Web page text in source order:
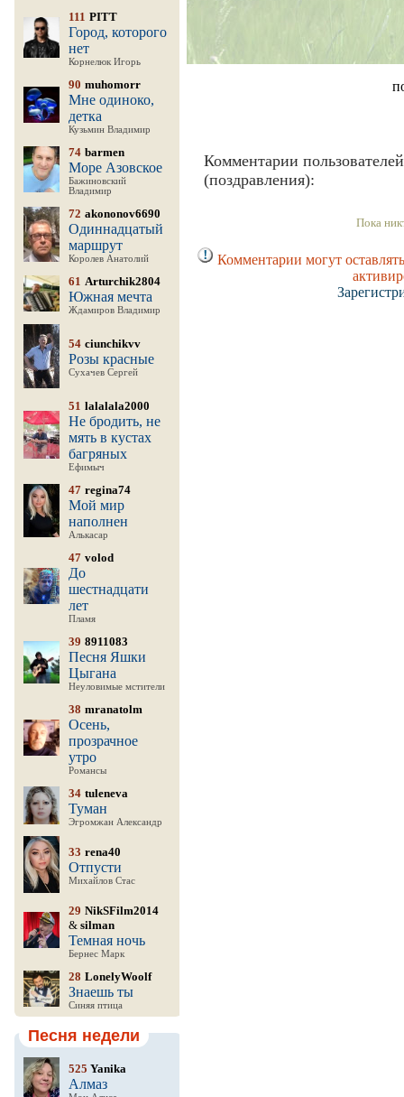
111 PITT
Город, которого
нет
Корнелюк Игорь
90 muhomorr
Мне одиноко,
детка
Кузьмин Владимир
74 barmen
Море Азовское
Бажиновский
Владимир
72 akononov6690
Одиннадцатый
маршрут
Королев Анатолий
61 Arturchik2804
Южная мечта
Ждамиров Владимир
54 ciunchikvv
Розы красные
Сухачев Сергей
51 lalalala2000
Не бродить, не
мять в кустах
багряных
Ефимыч
47 regina74
Мой мир
наполнен
Алькасар
47 volod
До
шестнадцати
лет
Пламя
39 8911083
Песня Яшки
Цыгана
Неуловимые мстители
38 mranatolm
Осень,
прозрачное
утро
Романсы
34 tuleneva
Туман
Эгромжан Александр
33 rena40
Отпусти
Михайлов Стас
29 NikSFilm2014
& silman
Темная ночь
Бернес Марк
28 LonelyWoolf
Знаешь ты
Синяя птица
Песня недели
525 Yanika
Алмаз
Комментарии пользователей
(поздравления):
Пока
Комментарии могут